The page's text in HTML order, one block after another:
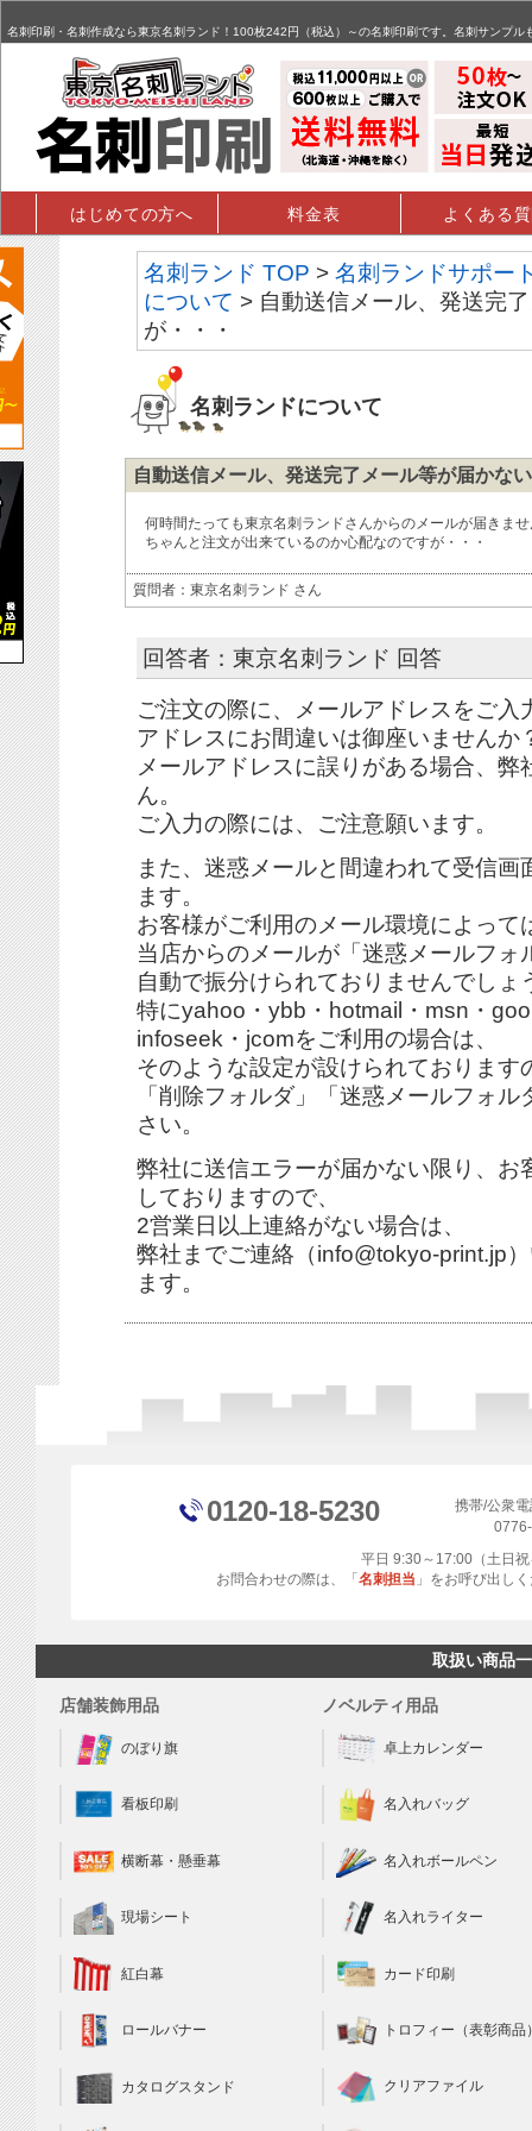
名刺印刷・名刺作成なら東京名刺ランド！100枚242円（税込）～の名刺印刷です。名刺サンプル
はじめての方へ 料金表 よくある
名刺ランド TOP > 名刺ランドサポー
について > 自動送信メール、発送完
が・・・
名刺ランドについて
自動送信メール、発送完了メール等が届かな
質問者：東京名刺ランド さん
何時間たっても東京名刺ランドさんからのメールが届きま
ちゃんと注文が出来ているのか心配なのですが・・・
回答者：東京名刺ランド 回答
ご注文の際に、メールアドレスをご
アドレスにお間違いは御座いませんか
メールアドレスに誤りがある場合、
ん。
ご入力の際には、ご注意願います。
また、迷惑メールと間違われて受信
ます。
お客様がご利用のメール環境によって
当店からのメールが「迷惑メールフォ
自動で振分けられておりませんでしょ
特にyahoo・ybb・hotmail・msn・
infoseek・jcomをご利用の場合は、
そのような設定が設けられております
「削除フォルダ」「迷惑メールフォ
さい。
弊社に送信エラーが届かない限り、お
しておりますので、
2営業日以上連絡がない場合は、
弊社までご連絡（info@tokyo-print.jp
ます。
0120-18-5230
携帯/公衆
平日 9:30～17:00（土日
お問合わせの際は、「 名刺担当 」をお呼び出し
取扱い商品
店舗装飾用品
のぼり旗
看板印刷
横断幕・懸垂幕
現場シート
紅白幕
ロールバナー
カタログスタンド
ノベルティ用品
卓上カレンダー
名入れバッグ
名入れボールペン
名入れライター
カード印刷
トロフィー（表彰商品
クリアファイル